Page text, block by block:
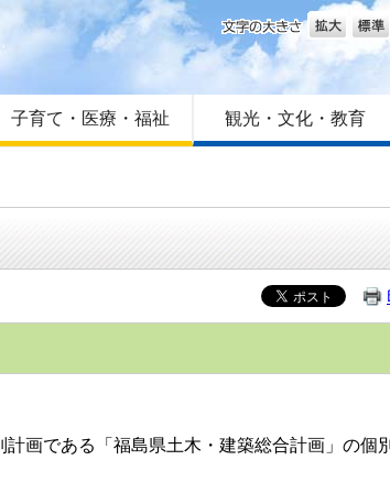
はじめての方へ
Foreign language
サイトマップ
文字の大きさ
子育て・医療・福祉 観光・文化・教育
画である「福島県土木・建築総合計画」の